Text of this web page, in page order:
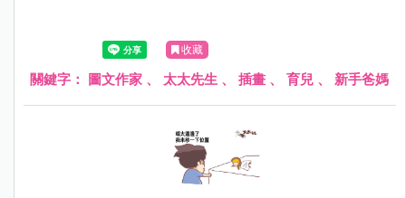
收藏
關鍵字： 圖文作家 、 太太先生 、 插畫 、 育兒 、 新手爸媽